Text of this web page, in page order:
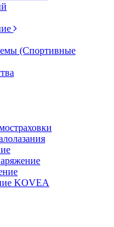
(Спортивные
KOVEA